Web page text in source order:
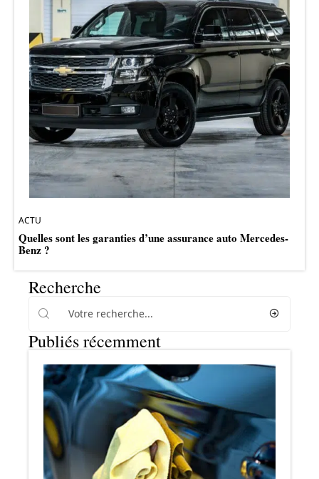
ACTU
Quelles sont les garanties d’une assurance auto Mercedes-
Benz ?
Recherche
Publiés récemment